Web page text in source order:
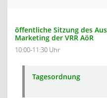
öffentliche Sitzung des
Marketing der VRR AöR
10:00-11:30 Uhr
Tagesordnung